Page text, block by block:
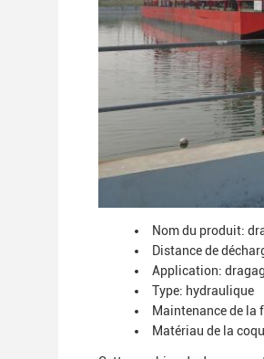
Nom du produit:
Distance de
Application:
Type: hydraulique
Maintenance de la
Matériau de la